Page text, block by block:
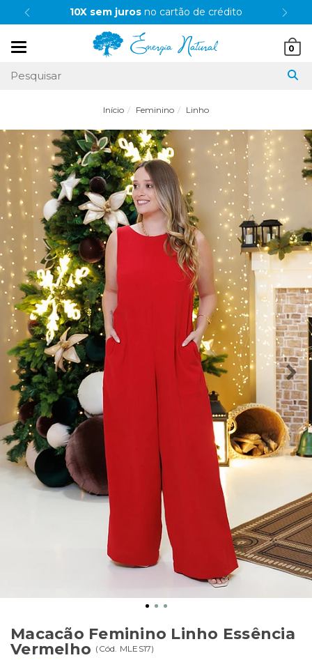
10X sem juros no cartão de crédito
0
Início Feminino Linho
Macacão Feminino Linho Essência
Vermelho ( Cód. MLES17)